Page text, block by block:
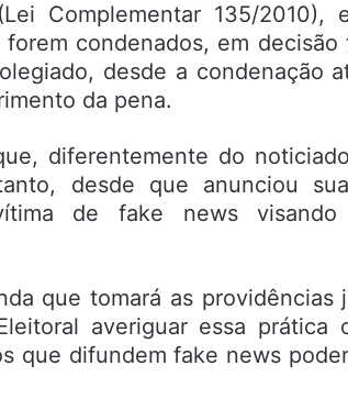
Complementar 135/2010),
condenados, em
desde a condenação
da pena.
diferentemente do
desde que anunciou
de fake news visando
que tomará as providências
averiguar essa prática
que difundem fake news